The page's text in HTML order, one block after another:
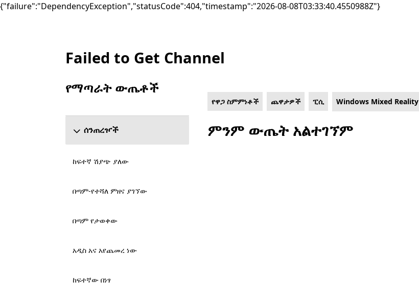
{"failure":"DependencyException","statusCode":404,"timestamp":"2026-08-08T03:33:40.4550988Z"}
List Microsoft.com
Failed to Get Channel
የማጣራት ውጤቶች
ሰንጠረዦች
ከፍተኛ ሽያጭ ያለው
በጣም-የተሻለ ምዘና ያገኘው
በጣም የታወቀው
አዲስ አና አየጨመረ ነው
ከፍተኛው በነፃ
የዋጋ ስምምነቶች ጨዋታዎች ፒሲ Windows Mixed Reality
ምንም ውጤት አልተገኘም